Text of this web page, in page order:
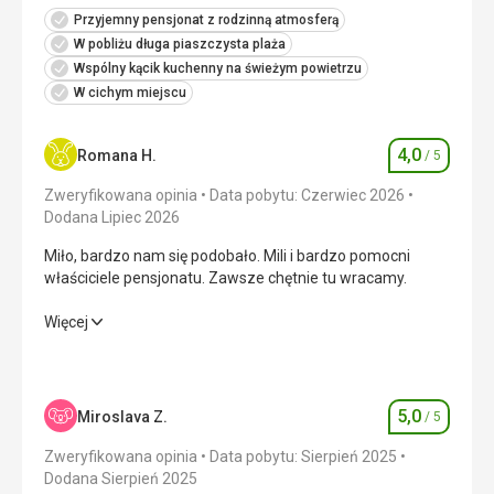
Ta recenzja została automatycznie przetłumaczona za
pomocą Google Translate
Przyjemny pensjonat z rodzinną atmosferą
W pobliżu długa piaszczysta plaża
Wspólny kącik kuchenny na świeżym powietrzu
W cichym miejscu
Romana H. Ocena
4,0 / 5
Zweryfikowana opinia
Data pobytu: Czerwiec 2026
Dodana Lipiec 2026
Miło, bardzo nam się podobało. Mili i bardzo pomocni
właściciele pensjonatu. Zawsze chętnie tu wracamy.
Miło, bardzo nam się podobało. Mili i bardzo pomocni
Okolica 4,0/ 5
Usługi
Więcej
Miroslava Z. Ocena
5,0 / 5
Zweryfikowana opinia
Data pobytu: Sierpień 2025
Dodana Sierpień 2025